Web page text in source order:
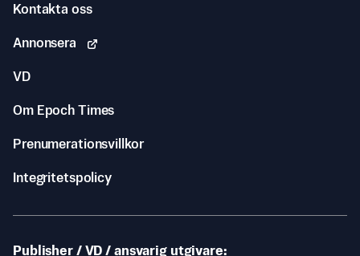
Kontakta oss
Annonsera
VD
Om Epoch Times
Prenumerationsvillkor
Integritetspolicy
Publisher / VD / ansvarig utgivare